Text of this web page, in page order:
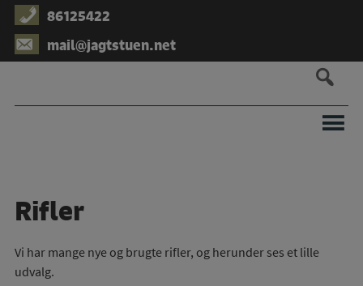
Hop
indholdet
86125422
mail@jagtstuen.net
Rifler
Vi har mange nye og brugte rifler, og herunder ses et lille
udvalg.